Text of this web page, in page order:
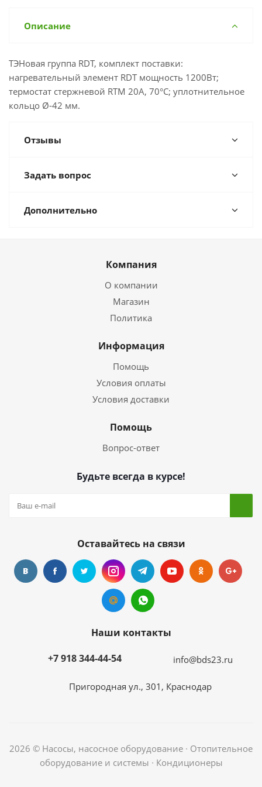
Описание
ТЭНовая группа RDT, комплект поставки:
нагревательный элемент RDT мощность 1200Вт;
термостат стержневой RTM 20A, 70°C; уплотнительное
кольцо Ø-42 мм.
Отзывы
Задать вопрос
Дополнительно
Компания
О компании
Магазин
Политика
Информация
Помощь
Условия оплаты
Условия доставки
Помощь
Вопрос-ответ
Будьте всегда в курсе!
Оставайтесь на связи
Наши контакты
+7 918 344-44-54
info@bds23.ru
Пригородная ул., 301, Краснодар
2026 © Насосы, насосное оборудование ∙ Отопительное
оборудование и системы ∙ Кондиционеры